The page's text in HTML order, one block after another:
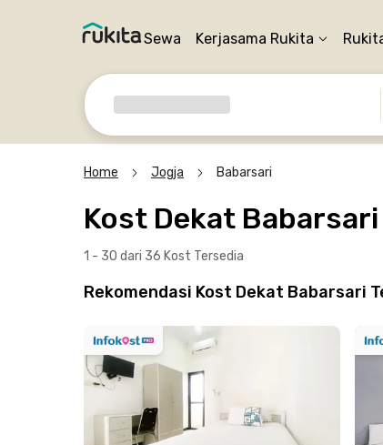
Sewa Kerjasama Rukita
Home Jogja Babarsari
Kost Dekat Babarsari
1 - 30 dari 36 Kost Tersedia
Rekomendasi Kost Dekat Babarsari